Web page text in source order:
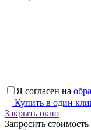
Я согласен на
Купить в один
Закрыть окно
Запросить стоимость